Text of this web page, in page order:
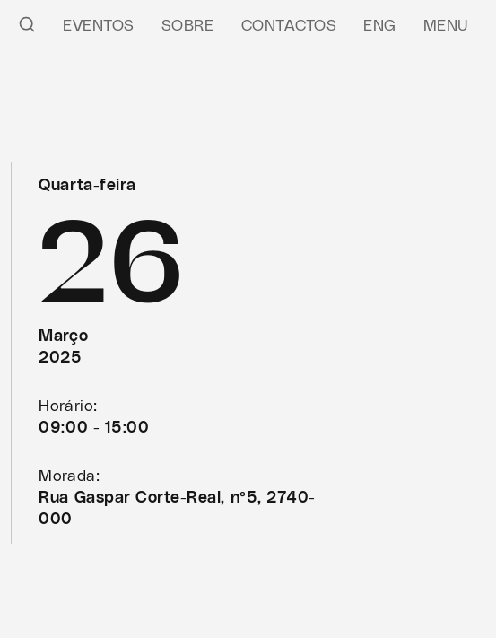
EVENTOS SOBRE CONTACTOS ENG MENU
Quarta-feira
26
Março
2025
Horário:
09:00 - 15:00
Morada:
Rua Gaspar Corte-Real, nº5, 2740-
000